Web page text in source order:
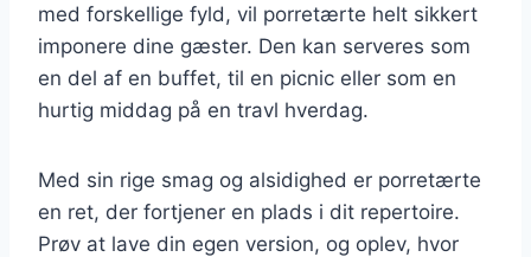
med forskellige fyld, vil porretærte helt sikkert
imponere dine gæster. Den kan serveres som
en del af en buffet, til en picnic eller som en
hurtig middag på en travl hverdag.
Med sin rige smag og alsidighed er porretærte
en ret, der fortjener en plads i dit repertoire.
Prøv at lave din egen version, og oplev, hvor